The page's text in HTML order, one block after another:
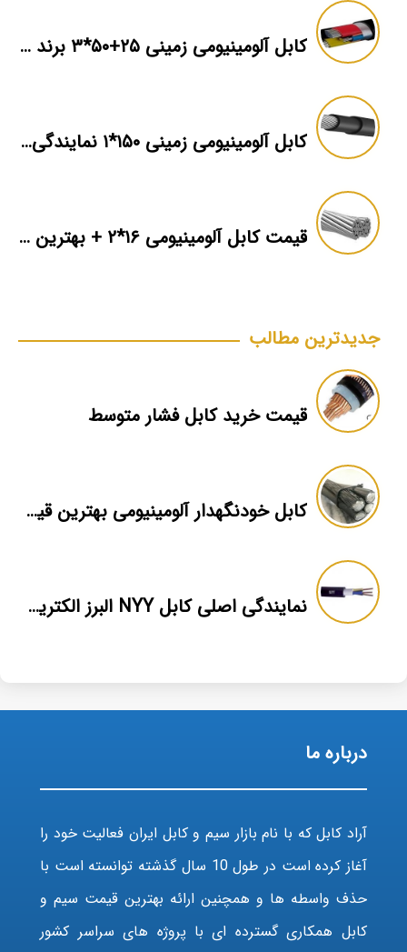
کابل آلومینیومی زمینی ۲۵+۵۰*۳ برند ماهان
کابل آلومینیومی زمینی ۱۵۰*۱ نمایندگی فروش
قیمت کابل آلومینیومی ۱۶*۲ + بهترین برند بازار + اطلاعات فنی
جدیدترین مطالب
قیمت خرید کابل فشار متوسط
کابل خودنگهدار آلومینیومی بهترین قیمت بازار
نمایندگی اصلی کابل NYY البرز الکتریک نور
درباره ما
آراد کابل که با نام بازار سیم و کابل ایران فعالیت خود را
آغاز کرده است در طول 10 سال گذشته توانسته است با
حذف واسطه ها و همچنین ارائه بهترین قیمت سیم و
کابل همکاری گسترده ای با پروژه های سراسر کشور